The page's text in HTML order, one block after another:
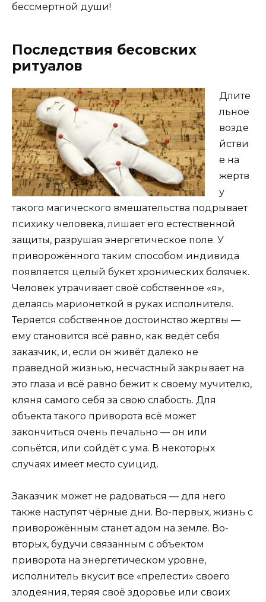
бессмертной души!
Последствия бесовских
ритуалов
Длите
льное
возде
йстви
е на
жертв
у
такого магического вмешательства подрывает
психику человека, лишает его естественной
защиты, разрушая энергетическое поле. У
приворожённого таким способом индивида
появляется целый букет хронических болячек.
Человек утрачивает своё собственное «я»,
делаясь марионеткой в руках исполнителя.
Теряется собственное достоинство жертвы —
ему становится всё равно, как ведёт себя
заказчик, и, если он живёт далеко не
праведной жизнью, несчастный закрывает на
это глаза и всё равно бежит к своему мучителю,
кляня самого себя за свою слабость. Для
объекта такого приворота всё может
закончиться очень печально — он или
сопьётся, или сойдёт с ума. В некоторых
случаях имеет место суицид.
Заказчик может не радоваться — для него
также наступят чёрные дни. Во-первых, жизнь с
приворожённым станет адом на земле. Во-
вторых, будучи связанным с объектом
приворота на энергетическом уровне,
исполнитель вкусит все «прелести» своего
злодеяния, теряя своё здоровье или своих